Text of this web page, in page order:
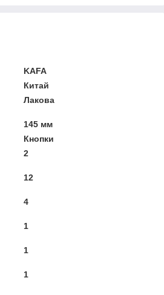
KAFA
Китай
Лакова
145 мм
Кнопки
2
12
4
1
1
1